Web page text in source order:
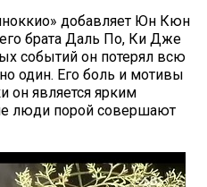
добавляет Юн Кюн
брата Даль По, Ки Дже
событий он потерял всю
один. Его боль и мотивы
он является ярким
люди порой совершают